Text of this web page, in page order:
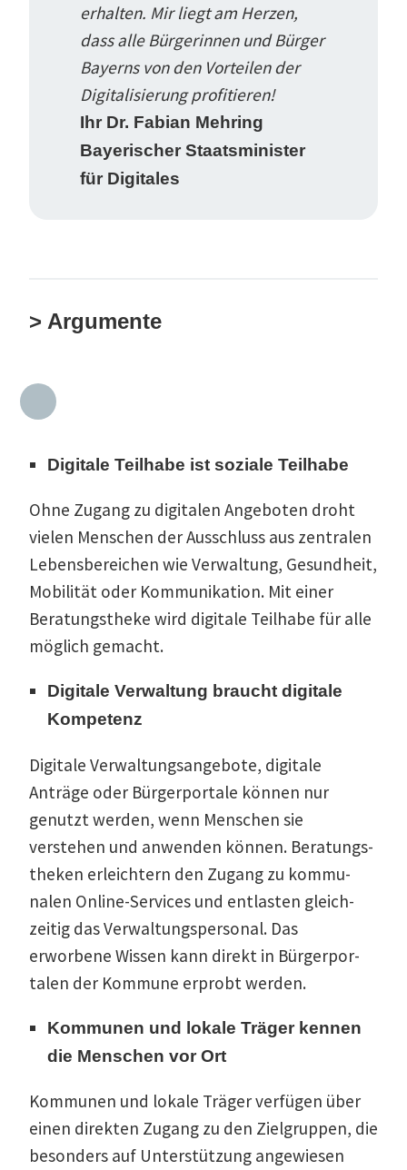
erhalten. Mir liegt am Herzen,
dass alle Bürge­rinnen und Bürger
Bayerns von den Vorteilen der
Digita­li­sierung profi­tieren!
Ihr Dr. Fabian Mehring
Bayeri­scher Staats­mi­nister
für Digitales
> Argumente
Digitale Teilhabe ist soziale Teilhabe
Ohne Zugang zu digitalen Angeboten droht
vielen Menschen der Ausschluss aus zentralen
Lebens­be­reichen wie Verwaltung, Gesundheit,
Mobilität oder Kommu­ni­kation. Mit einer
Beratungs­theke wird digitale Teilhabe für alle
möglich gemacht.
Digitale Verwaltung braucht digitale
Kompetenz
Digitale Verwal­tungs­an­gebote, digitale
Anträge oder Bürger­portale können nur
genutzt werden, wenn Menschen sie
verstehen und anwenden können. Beratungs­
theken erleichtern den Zugang zu kommu­
nalen Online-Services und entlasten gleich­
zeitig das Verwal­tungs­per­sonal. Das
erworbene Wissen kann direkt in Bürger­por­
talen der Kommune erprobt werden.
Kommunen und lokale Träger kennen
die Menschen vor Ort
Kommunen und lokale Träger verfügen über
einen direkten Zugang zu den Zielgruppen, die
besonders auf Unter­stützung angewiesen